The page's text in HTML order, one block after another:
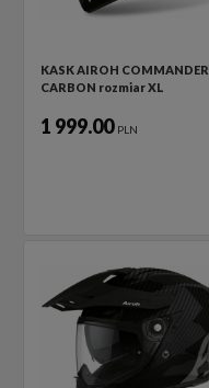
KASK AIROH COMMANDER
CARBON rozmiar XL
1 999.00 PLN